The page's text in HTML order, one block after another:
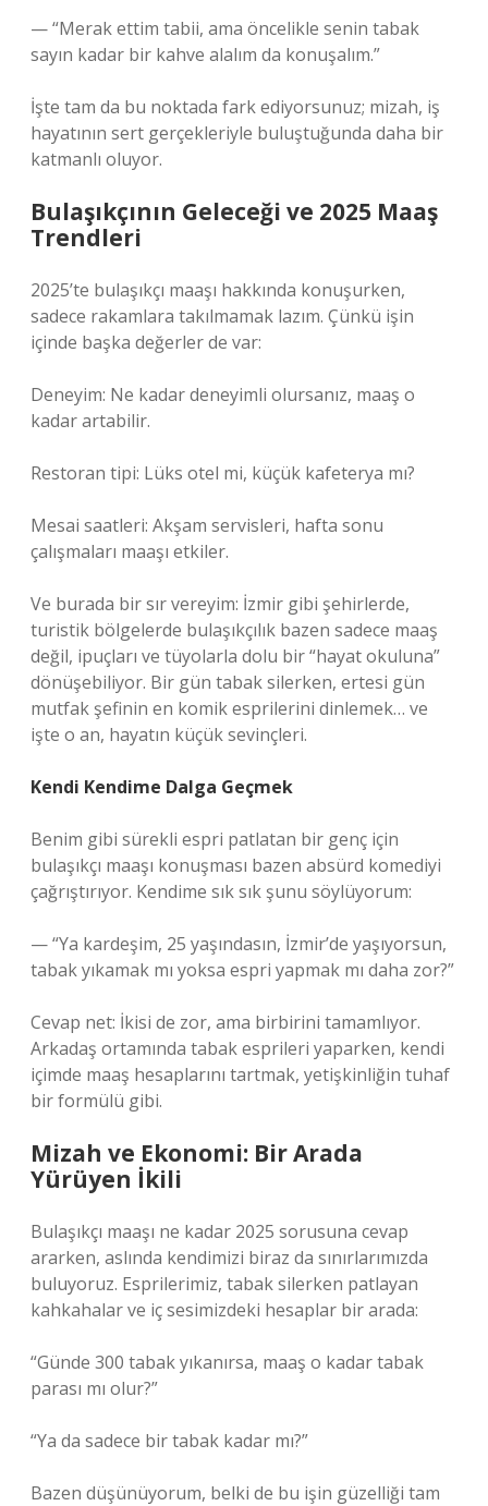
— “Merak ettim tabii, ama öncelikle senin tabak
sayın kadar bir kahve alalım da konuşalım.”
İşte tam da bu noktada fark ediyorsunuz; mizah, iş
hayatının sert gerçekleriyle buluştuğunda daha bir
katmanlı oluyor.
Bulaşıkçının Geleceği ve 2025 Maaş
Trendleri
2025’te bulaşıkçı maaşı hakkında konuşurken,
sadece rakamlara takılmamak lazım. Çünkü işin
içinde başka değerler de var:
Deneyim: Ne kadar deneyimli olursanız, maaş o
kadar artabilir.
Restoran tipi: Lüks otel mi, küçük kafeterya mı?
Mesai saatleri: Akşam servisleri, hafta sonu
çalışmaları maaşı etkiler.
Ve burada bir sır vereyim: İzmir gibi şehirlerde,
turistik bölgelerde bulaşıkçılık bazen sadece maaş
değil, ipuçları ve tüyolarla dolu bir “hayat okuluna”
dönüşebiliyor. Bir gün tabak silerken, ertesi gün
mutfak şefinin en komik esprilerini dinlemek… ve
işte o an, hayatın küçük sevinçleri.
Kendi Kendime Dalga Geçmek
Benim gibi sürekli espri patlatan bir genç için
bulaşıkçı maaşı konuşması bazen absürd komediyi
çağrıştırıyor. Kendime sık sık şunu söylüyorum:
— “Ya kardeşim, 25 yaşındasın, İzmir’de yaşıyorsun,
tabak yıkamak mı yoksa espri yapmak mı daha zor?”
Cevap net: İkisi de zor, ama birbirini tamamlıyor.
Arkadaş ortamında tabak esprileri yaparken, kendi
içimde maaş hesaplarını tartmak, yetişkinliğin tuhaf
bir formülü gibi.
Mizah ve Ekonomi: Bir Arada
Yürüyen İkili
Bulaşıkçı maaşı ne kadar 2025 sorusuna cevap
ararken, aslında kendimizi biraz da sınırlarımızda
buluyoruz. Esprilerimiz, tabak silerken patlayan
kahkahalar ve iç sesimizdeki hesaplar bir arada:
“Günde 300 tabak yıkanırsa, maaş o kadar tabak
parası mı olur?”
“Ya da sadece bir tabak kadar mı?”
Bazen düşünüyorum, belki de bu işin güzelliği tam